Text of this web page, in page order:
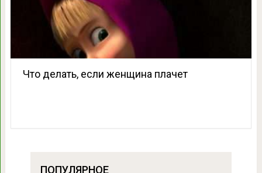
Что делать, если женщина плачет
ПОПУЛЯРНОЕ